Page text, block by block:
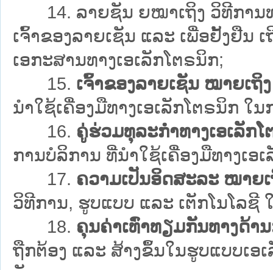
14. ລາຍຊັນ ຍໝາເຖິງ ວິທີການ
ເຈົ້າຂອງລາຍເຊັນ ແລະ ເພື່ອຢັ້ງຢືນ
ເອກະສານທາງເອເລັກໂຕຣນິກ;
15. ເຈົ້າຂອງລາຍເຊັນ ໝາຍເຖິງ
ນຳໃຊ້ເຄື່ອງມືທາງເອເລັກໂຕຣນິກ ໃ
16. ຄູ່ຮ່ວມທຸລະກຳທາງເອເລັກ
ການບໍລິການ ທີ່ນຳໃຊ້ເຄື່ອງມືທາງເອ
17. ຄວາມເປັນອິດສະລະ ໝາຍ
ວິທີການ, ຮູບແບບ ແລະ ເຕັກໂນໂລຊີ
18. ຄຸນຄ່າເທົ່າທຽມກັນທາງດ້
ຖືກຕ້ອງ ແລະ ສ້າງຂຶ້ນໃນຮູບແບບເອ